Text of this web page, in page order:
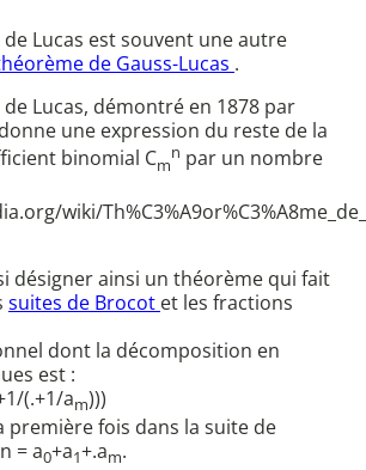
Lucas est souvent une autre
de Gauss-Lucas .
Lucas, démontré en 1878 par
donne une expression du reste de la
binomial Cm
n par un nombre
wiki/
désigner ainsi un théorème qui fait
suites de Brocot et les fractions
dont la décomposition en
est :
(.+1/am)))
fois dans la suite de
= a0+a1+.am.